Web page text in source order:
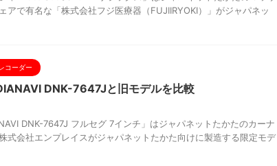
アで有名な「株式会社フジ医療器（FUJIIRYOKI）」がジャパネッ
コーダー
DNK-7647Jと旧モデルを比較
DNK-7647J フルセグ 7インチ」はジャパネットたかたのカーナ
式会社エンプレイスがジャパネットたかた向けに製造する限定モデ